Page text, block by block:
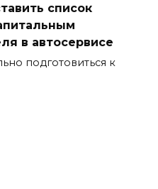
список
в автосервисе
подготовиться к